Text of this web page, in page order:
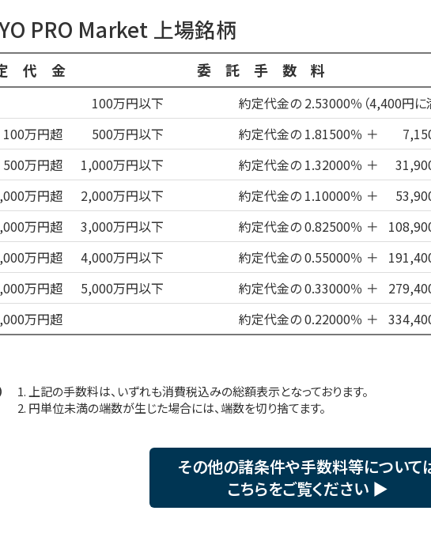
PRO Market 上場銘柄
代金 委託手数料
100万円以下
約定代金の 2.53000％（4,400円に
100万円超
500万円以下 約定代金の 1.81500％ ＋
500万円超
1,000万円以下 約定代金の 1.32000％ ＋
万円超
2,000万円以下 約定代金の 1.10000％ ＋
万円超
3,000万円以下 約定代金の 0.82500％ ＋
万円超
4,000万円以下 約定代金の 0.55000％ ＋
万円超
5,000万円以下 約定代金の 0.33000％ ＋
万円超
約定代金の 0.22000％ ＋
1. 上記の手数料は、いずれも消費税込みの総額表示となっております。
2. 円単位未満の端数が生じた場合には、端数を切り捨てます。
その他の諸条件や手数料等について
こちらをご覧ください